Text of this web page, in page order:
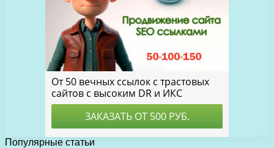
Популярные статьи